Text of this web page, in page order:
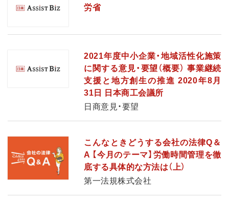
労省
2021年度中小企業・地域活性化施策
に関する意見・要望（概要） 事業継続
支援と地方創生の推進 2020年8月
31日 日本商工会議所
日商意見・要望
こんなときどうする会社の法律Q＆
A 【今月のテーマ】労働時間管理を徹
底する具体的な方法は（上）
第一法規株式会社